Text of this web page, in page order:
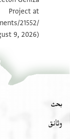
بيان أذونات الصورة
Project at
21552/
9, 2026).
بحث
وثائق